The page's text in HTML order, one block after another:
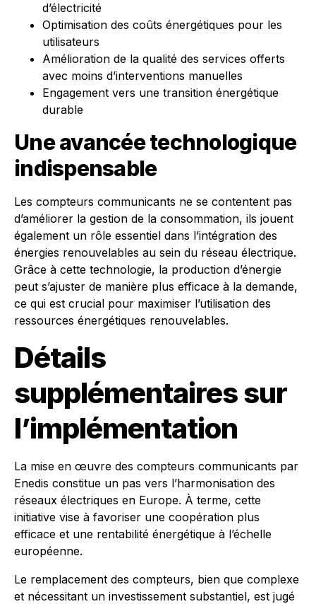
d’électricité
Optimisation des coûts énergétiques pour les
utilisateurs
Amélioration de la qualité des services offerts
avec moins d’interventions manuelles
Engagement vers une transition énergétique
durable
Une avancée technologique
indispensable
Les compteurs communicants ne se contentent pas
d’améliorer la gestion de la consommation, ils jouent
également un rôle essentiel dans l’intégration des
énergies renouvelables au sein du réseau électrique.
Grâce à cette technologie, la production d’énergie
peut s’ajuster de manière plus efficace à la demande,
ce qui est crucial pour maximiser l’utilisation des
ressources énergétiques renouvelables.
Détails
supplémentaires sur
l’implémentation
La mise en œuvre des compteurs communicants par
Enedis constitue un pas vers l’harmonisation des
réseaux électriques en Europe. À terme, cette
initiative vise à favoriser une coopération plus
efficace et une rentabilité énergétique à l’échelle
européenne.
Le remplacement des compteurs, bien que complexe
et nécessitant un investissement substantiel, est jugé